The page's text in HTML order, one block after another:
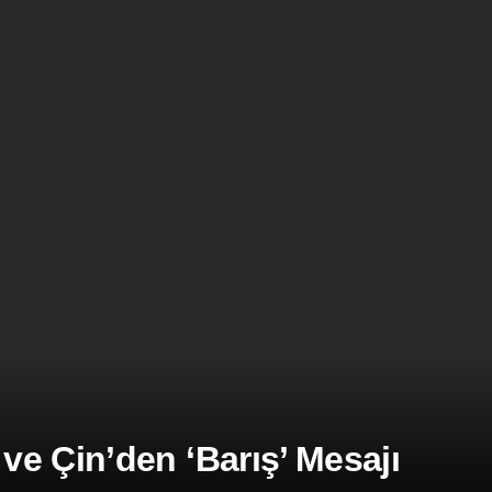
Çin’den ‘Barış’ Mesajı